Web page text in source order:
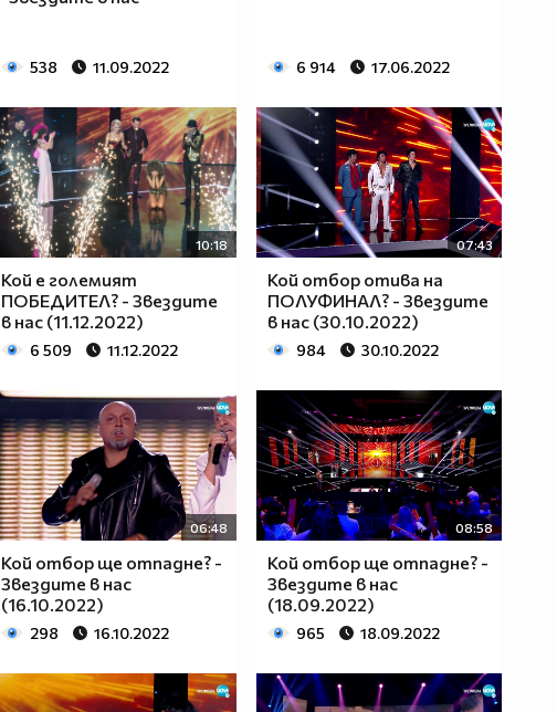
538 11.09.2022 6 914 17.06.2022
10:18
Кой е големият
ПОБЕДИТЕЛ? - Звездите
в нас (11.12.2022)
6 509 11.12.2022
07:43
Кой отбор отива на
ПОЛУФИНАЛ? - Звездите
в нас (30.10.2022)
984 30.10.2022
06:48
Кой отбор ще отпадне? -
Звездите в нас
(16.10.2022)
298 16.10.2022
08:58
Кой отбор ще отпадне? -
Звездите в нас
(18.09.2022)
965 18.09.2022